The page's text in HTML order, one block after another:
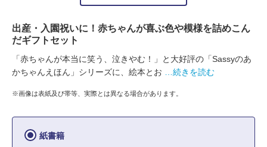
出産・入園祝いに！赤ちゃんが喜ぶ色や模様を詰めこん
だギフトセット
「赤ちゃんが本当に笑う、泣きやむ！」と大好評の「Sassyのあ
かちゃんえほん」シリーズに、絵本とお
…続きを読む
※画像は表紙及び帯等、実際とは異なる場合があります。
紙書籍